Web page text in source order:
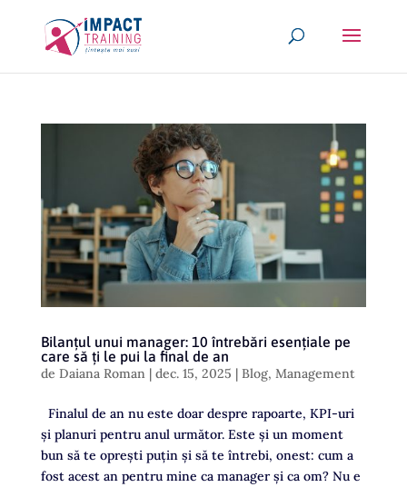
Bilanțul unui manager: 10 întrebări esențiale pe
care să ți le pui la final de an
de Daiana Roman | dec. 15, 2025 | Blog, Management
Finalul de an nu este doar despre rapoarte, KPI-uri
și planuri pentru anul următor. Este și un moment
bun să te oprești puțin și să te întrebi, onest: cum a
fost acest an pentru mine ca manager și ca om? Nu e